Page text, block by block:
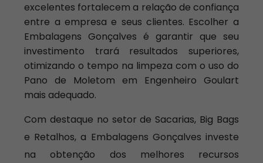
excelentes fortalecem a relação de confiança
entre a empresa e seus clientes. Escolher a
Embalagens Gonçalves é garantir que seu
investimento trará resultados superiores,
otimizando o tempo na limpeza com o uso do
Pano de Moletom em Engenheiro Goulart
mais adequado.
Com destaque no setor de Sacarias, Big Bags
e Retalhos, a Embalagens Gonçalves investe
na obtenção dos melhores recursos